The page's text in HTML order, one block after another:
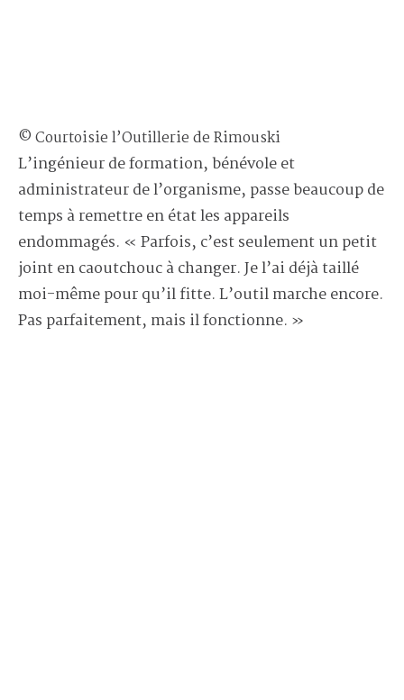
© Courtoisie l’Outillerie de Rimouski
L’ingénieur de formation, bénévole et
administrateur de l’organisme, passe beaucoup de
temps à remettre en état les appareils
endommagés. « Parfois, c’est seulement un petit
joint en caoutchouc à changer. Je l’ai déjà taillé
moi-même pour qu’il fitte. L’outil marche encore.
Pas parfaitement, mais il fonctionne. »